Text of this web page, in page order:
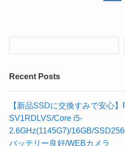
Recent Posts
【新品SSDに交換すみで安心
SV1RDLVS/Core i5-
2.6GHz(1145G7)/16GB/
バッテリー良好/WEBカメラ